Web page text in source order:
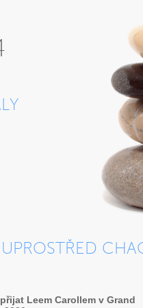
Leem Carollem v Grand